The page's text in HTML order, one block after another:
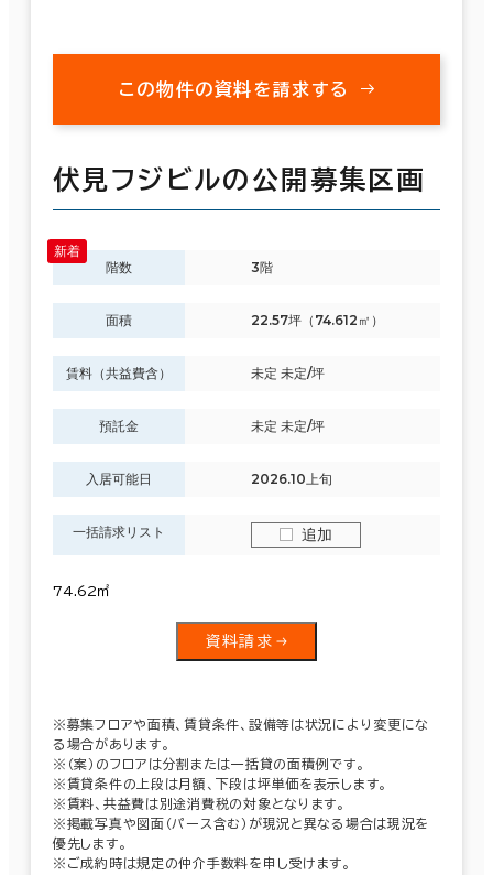
この物件の資料を請求する
伏見フジビルの公開募集区画
階数 3階
面積 22.57坪（74.612㎡）
賃料（共益費含） 未定 未定/坪
預託金 未定 未定/坪
入居可能日 2026.10上旬
一括請求リスト 追加
74.62㎡
資料請求
※募集フロアや面積、賃貸条件、設備等は状況により変更にな
る場合があります。
※（案）のフロアは分割または一括貸の面積例です。
※賃貸条件の上段は月額、下段は坪単価を表示します。
※賃料、共益費は別途消費税の対象となります。
※掲載写真や図面（パース含む）が現況と異なる場合は現況を
優先します。
※ご成約時は規定の仲介手数料を申し受けます。